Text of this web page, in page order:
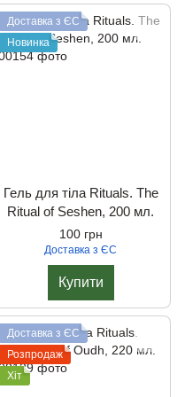
Доставка з ЄС
Новинка
Гель для тіла Rituals. The
Ritual of Seshen, 200 мл.
100 грн
Доставка з ЄС
Купити
Доставка з ЄС
Розпродаж
Хіт